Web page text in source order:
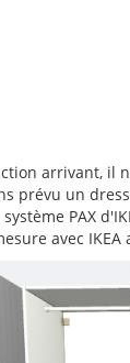
arrivant, il
prévu un
PAX
avec